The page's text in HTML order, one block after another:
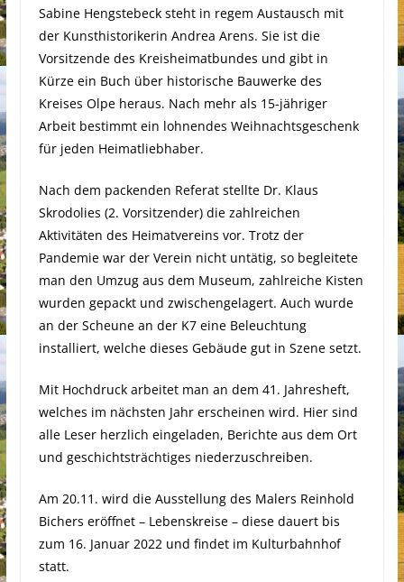
Sabine Hengstebeck steht in regem Austausch mit
der Kunsthistorikerin Andrea Arens. Sie ist die
Vorsitzende des Kreisheimatbundes und gibt in
Kürze ein Buch über historische Bauwerke des
Kreises Olpe heraus. Nach mehr als 15-jähriger
Arbeit bestimmt ein lohnendes Weihnachtsgeschenk
für jeden Heimatliebhaber.
Nach dem packenden Referat stellte Dr. Klaus
Skrodolies (2. Vorsitzender) die zahlreichen
Aktivitäten des Heimatvereins vor. Trotz der
Pandemie war der Verein nicht untätig, so begleitete
man den Umzug aus dem Museum, zahlreiche Kisten
wurden gepackt und zwischengelagert. Auch wurde
an der Scheune an der K7 eine Beleuchtung
installiert, welche dieses Gebäude gut in Szene setzt.
Mit Hochdruck arbeitet man an dem 41. Jahresheft,
welches im nächsten Jahr erscheinen wird. Hier sind
alle Leser herzlich eingeladen, Berichte aus dem Ort
und geschichtsträchtiges niederzuschreiben.
Am 20.11. wird die Ausstellung des Malers Reinhold
Bichers eröffnet – Lebenskreise – diese dauert bis
zum 16. Januar 2022 und findet im Kulturbahnhof
statt.